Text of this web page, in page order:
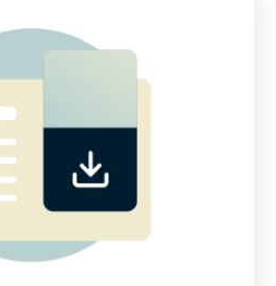
uten risiko